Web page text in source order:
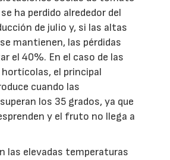
ha perdido alrededor del
de julio y, si las altas
mantienen, las pérdidas
el 40%. En el caso de las
el principal
cuando las
los 35 grados, ya que
y el fruto no llega a
las elevadas temperaturas